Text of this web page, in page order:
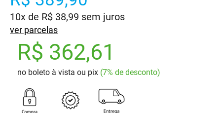
10x de R$ 38,99 sem juros
ver parcelas
R$ 362,61
no boleto à vista ou pix (7% de desconto)